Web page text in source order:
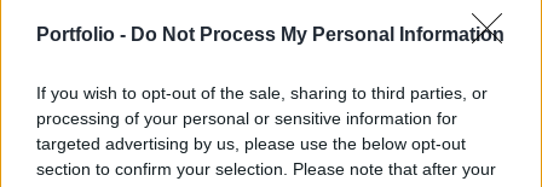
Portfolio - Do Not Process My Personal Information
If you wish to opt-out of the sale, sharing to third parties, or
processing of your personal or sensitive information for
targeted advertising by us, please use the below opt-out
section to confirm your selection. Please note that after your
Szerinted melyik félnek mit kellene lépnie, hogy ez az egyensuly
valamennyire vissza álljon, és az oroszoknnak is megnyugtató
Valóban Ukrajnába még nem volt telepítés, de a nato felvétel után
bármikor lehetne!
A Lengyelországi és Romániai telepítés után ez eléggé